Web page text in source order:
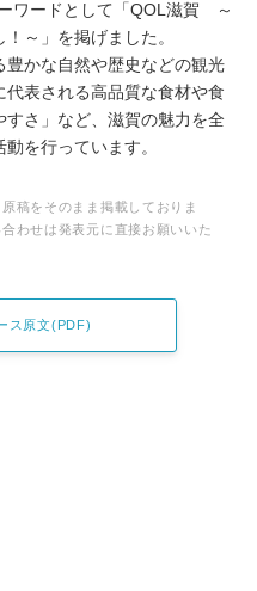
ワードとして「QOL滋賀 ～
～」を掲げました。
かな自然や歴史などの観光
表される高品質な食材や食
さ」など、滋賀の魅力を全
を行っています。
稿をそのまま掲載しておりま
わせは発表元に直接お願いいた
ス原文(PDF)